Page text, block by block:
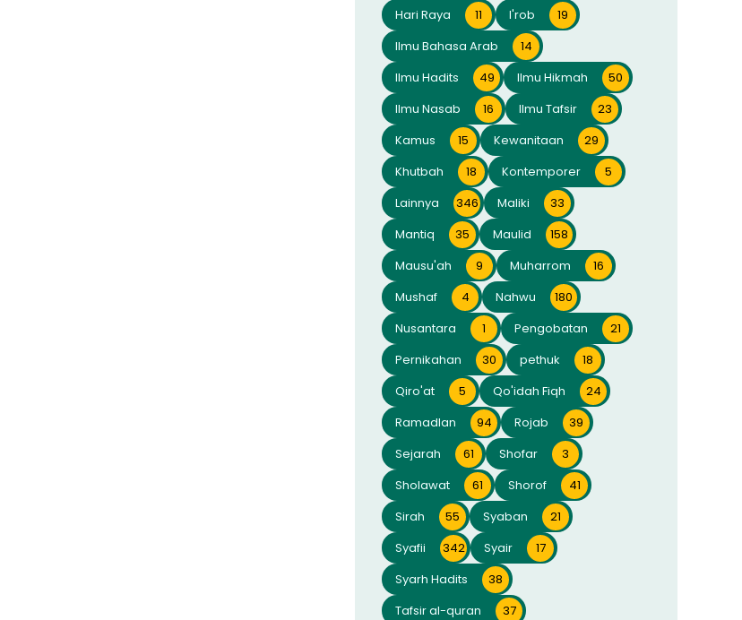
Hari Raya
11 I'rob
19
Ilmu Bahasa Arab
14
Ilmu Hadits
49 Ilmu Hikmah
50
Ilmu Nasab
16 Ilmu Tafsir
23
Kamus
15 Kewanitaan
29
Khutbah
18 Kontemporer
5
Lainnya
346 Maliki
33
Mantiq
35 Maulid
158
Mausu'ah
9 Muharrom
16
Mushaf
4 Nahwu
180
Nusantara
1 Pengobatan
21
Pernikahan
30 pethuk
18
Qiro'at
5 Qo'idah Fiqh
24
Ramadlan
94 Rojab
39
Sejarah
61 Shofar
3
Sholawat
61 Shorof
41
Sirah
55 Syaban
21
Syafii
342 Syair
17
Syarh Hadits
38
Tafsir al-quran
37